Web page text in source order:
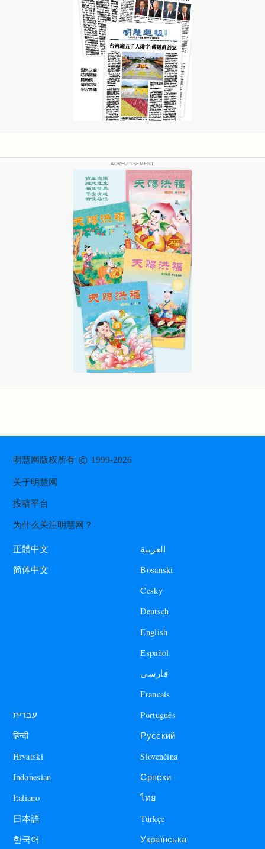
ADVERTISEMENT
明慧网版权所有© 1999-2026
关于明慧网
投稿平台
为什么关注明慧网？
正體中文
简体中文
العربية
Bosanski
Česky
Deutsch
English
Español
فارسی
Francais
עברית
हिन्दी
Hrvatski
Indonesian
Italiano
日本語
한국어
Português
Русский
Slovenčina
Српски
ไทย
Türkçe
Українська